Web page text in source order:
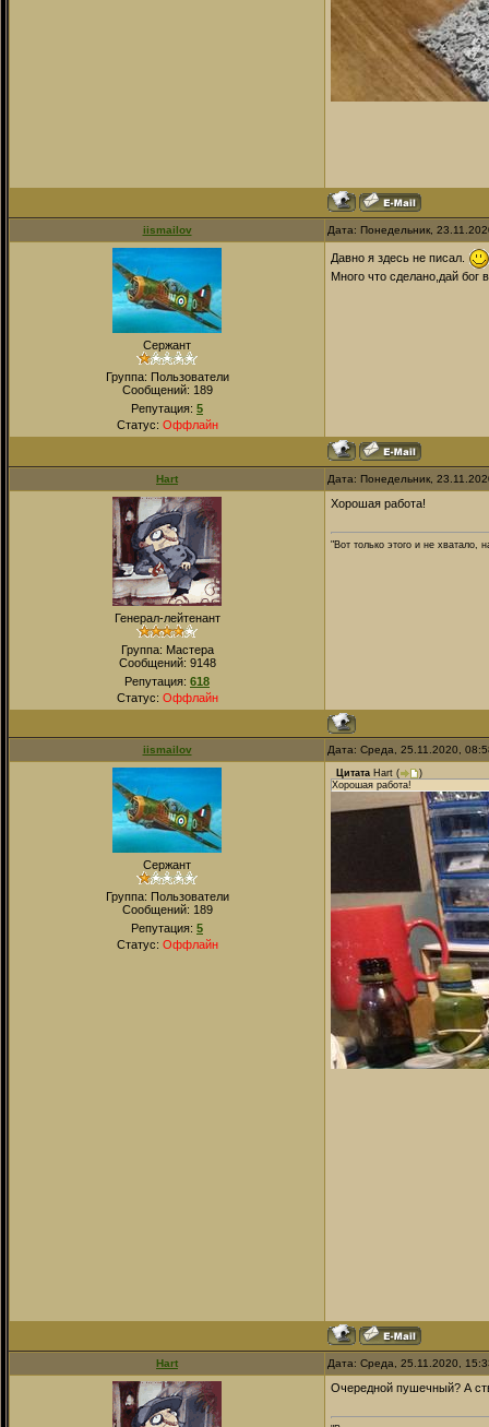
iismailov Дата: Понедельник,
Сержант
Группа: Пользователи
Сообщений: 189
Репутация: 5
Статус: Оффлайн
Давно я здесь не писал.
Много что сделано,дай бог
Hart Дата: Понедельник,
Генерал-лейтенант
Группа: Мастера
Сообщений: 9148
Репутация: 618
Статус: Оффлайн
Хорошая работа!
"Вот только этого и не
iismailov Дата: Среда, 25.11.2020,
Сержант
Группа: Пользователи
Сообщений: 189
Репутация: 5
Статус: Оффлайн
Цитата Hart (
)
Хорошая работа!
Hart Дата: Среда, 25.11.2020,
Очередной пушечный? А